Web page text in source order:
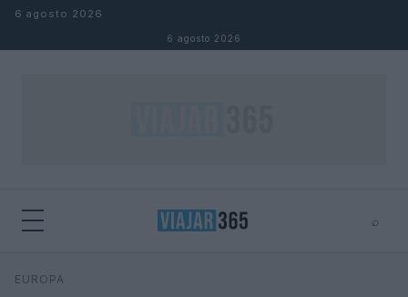
Saltar al contenido
6 agosto 2026
6 agosto 2026
⌕
Buscar
EUROPA